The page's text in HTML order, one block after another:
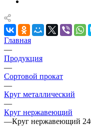
Главная
—
Продукция
—
Сортовой прокат
—
Круг металлический
—
Круг нержавеющий
—Круг нержавеющий